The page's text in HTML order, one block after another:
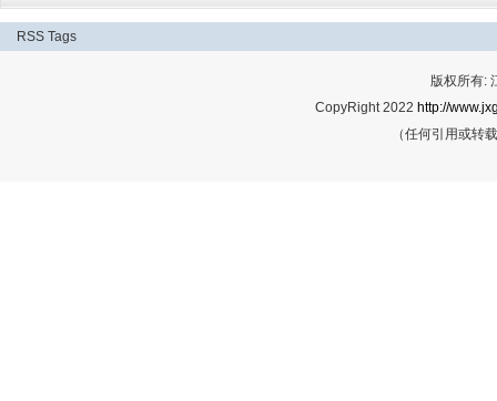
RSS Tags
版权所有:
CopyRight 2022 http://
（任何引用或转